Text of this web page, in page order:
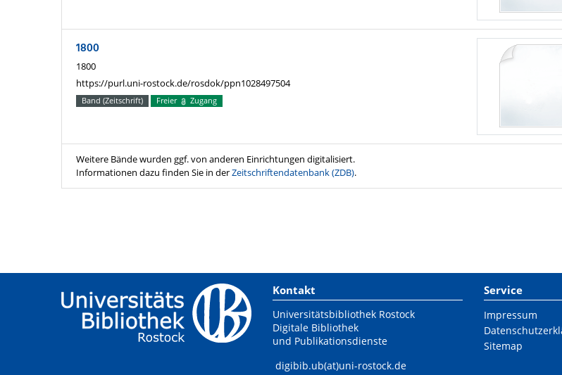
1800
1800
https://purl.uni-rostock.de/rosdok/ppn1028497504
Band (Zeitschrift) Freier Zugang
Weitere Bände wurden ggf. von anderen Einrichtungen digitalisiert.
Informationen dazu finden Sie in derZeitschriftendatenbank (ZDB).
Kontakt
Universitätsbibliothek Rostock
Digitale Bibliothek
und Publikationsdienste
digibib.ub(at)uni-rostock.de
Service
Impressum
Sitemap